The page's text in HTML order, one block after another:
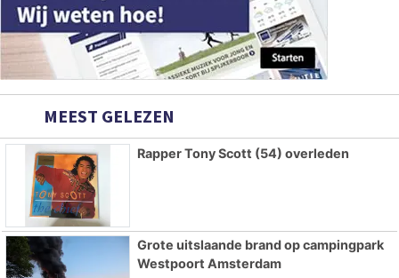
MEEST GELEZEN
Rapper Tony Scott (54) overleden
Grote uitslaande brand op campingpark
Westpoort Amsterdam